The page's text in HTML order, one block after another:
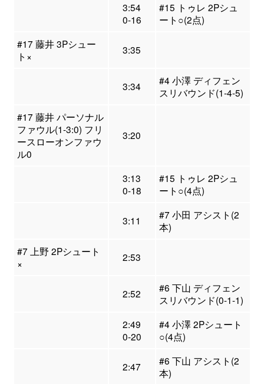
3:54
0-16
#15 トゥレ 2Pシュ
ート○(2点)
#17 藤井 3Pシュー
ト×
3:35
3:34
#4 小澤 ディフェン
スリバウンド(1-4-5)
#17 藤井 パーソナル
ファウル(1-3:0) フリ
ースローオンファウ
ル0
3:20
3:13
0-18
#15 トゥレ 2Pシュ
ート○(4点)
3:11
#7 小田 アシスト(2
本)
#7 上野 2Pシュート
×
2:53
2:52
#6 下山 ディフェン
スリバウンド(0-1-1)
2:49
0-20
#4 小澤 2Pシュート
○(4点)
2:47
#6 下山 アシスト(2
本)